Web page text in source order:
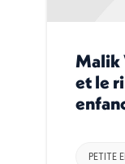
Malik
et le
PETITE